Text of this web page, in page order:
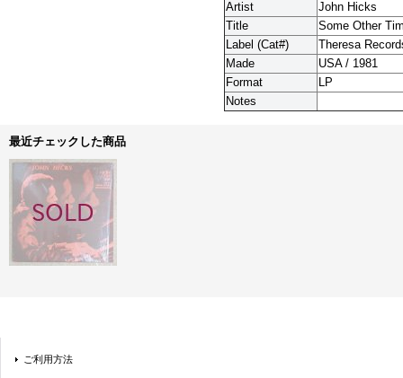
Artist
John Hicks
Title
Some Other
Label (Cat#)
Theresa
Made
USA / 1981
Format
LP
Notes
最近チェックした商品
ご利用方法